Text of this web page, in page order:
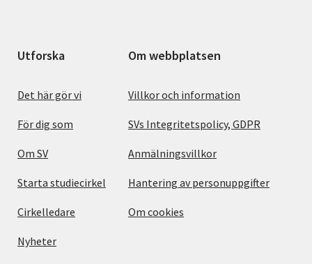
Utforska
Det här gör vi
För dig som
Om SV
Starta studiecirkel
Cirkelledare
Nyheter
Om webbplatsen
Villkor och information
SVs Integritetspolicy, GDPR
Anmälningsvillkor
Hantering av personuppgifter
Om cookies